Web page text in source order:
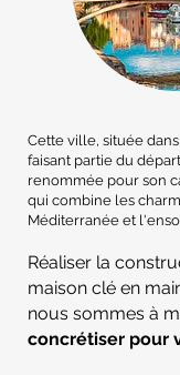
Cette ville, située
faisant partie du
renommée pour son
qui combine les
Méditerranée et
Réaliser la
maison clé en
nous sommes à
concrétiser pour